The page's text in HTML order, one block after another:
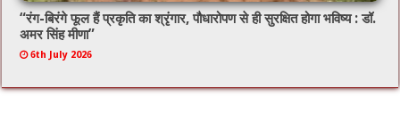
“रंग-बिरंगे फूल हैं प्रकृति का श्रृंगार, पौधारोपण से ही सुरक्षित होगा भविष्य : डॉ.
अमर सिंह मीणा”
6th July 2026